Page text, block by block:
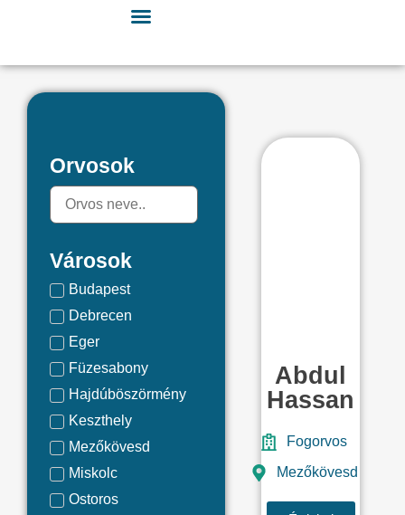
Orvosok
Városok
Budapest
Debrecen
Eger
Füzesabony
Hajdúböszörmény
Keszthely
Mezőkövesd
Miskolc
Ostoros
Abdul
Hassan
Fogorvos
Mezőkövesd